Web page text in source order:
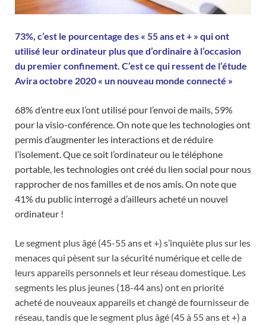
73%, c’est le pourcentage des « 55 ans et + » qui ont
utilisé leur ordinateur plus que d’ordinaire à l’occasion
du premier confinement. C’est ce qui ressent de l’étude
Avira octobre 2020 « un nouveau monde connecté »
68% d’entre eux l’ont utilisé pour l’envoi de mails, 59%
pour la visio-conférence. On note que les technologies ont
permis d’augmenter les interactions et de réduire
l’isolement. Que ce soit l’ordinateur ou le téléphone
portable, les technologies ont créé du lien social pour nous
rapprocher de nos familles et de nos amis. On note que
41% du public interrogé a d’ailleurs acheté un nouvel
ordinateur !
Le segment plus âgé (45-55 ans et +) s’inquiète plus sur les
menaces qui pèsent sur la sécurité numérique et celle de
leurs appareils personnels et leur réseau domestique. Les
segments les plus jeunes (18-44 ans) ont en priorité
acheté de nouveaux appareils et changé de fournisseur de
réseau, tandis que le segment plus âgé (45 à 55 ans et +) a